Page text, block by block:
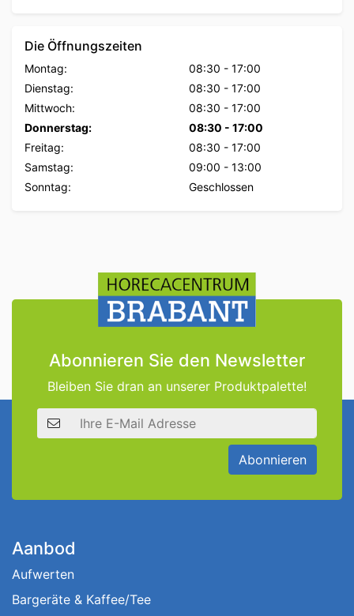
Die Öffnungszeiten
Montag: 08:30 - 17:00
Dienstag:
08:30 - 17:00
Mittwoch:
08:30 - 17:00
Donnerstag:
08:30 - 17:00
Freitag:
08:30 - 17:00
Samstag:
09:00 - 13:00
Sonntag:
Geschlossen
Abonnieren Sie den Newsletter
Bleiben Sie dran an unserer Produktpalette!
E-Mail Adresse
Abonnieren
Aanbod
Aufwerten
Bargeräte & Kaffee/Tee